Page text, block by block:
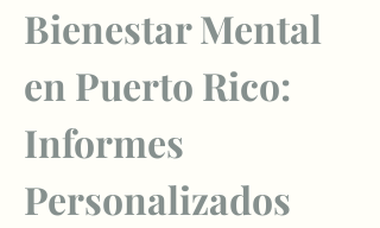
Bienestar Mental
en Puerto Rico:
Informes
Personalizados